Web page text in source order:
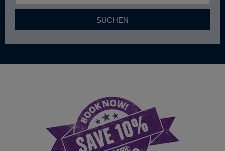
SUCHEN